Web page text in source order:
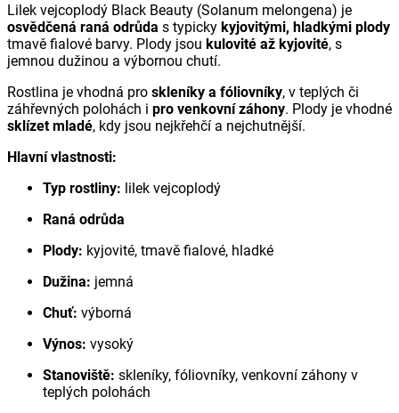
Lilek vejcoplodý Black Beauty (Solanum melongena) je
osvědčená raná odrůda s typicky kyjovitými, hladkými plody
tmavě fialové barvy. Plody jsou kulovité až kyjovité, s
jemnou dužinou a výbornou chutí.
Rostlina je vhodná pro skleníky a fóliovníky, v teplých či
záhřevných polohách i pro venkovní záhony. Plody je vhodné
sklízet mladé, kdy jsou nejkřehčí a nejchutnější.
Hlavní vlastnosti:
Typ rostliny: lilek vejcoplodý
Raná odrůda
Plody: kyjovité, tmavě fialové, hladké
Dužina: jemná
Chuť: výborná
Výnos: vysoký
Stanoviště: skleníky, fóliovníky, venkovní záhony v
teplých polohách